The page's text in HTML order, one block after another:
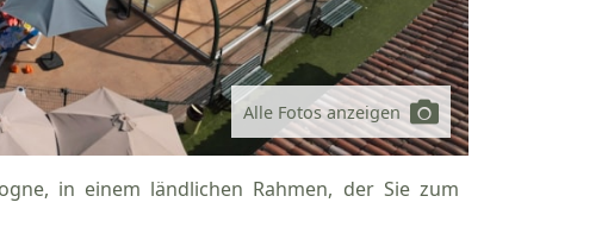
Alle Fotos anzeigen
in einem ländlichen Rahmen, der Sie zum